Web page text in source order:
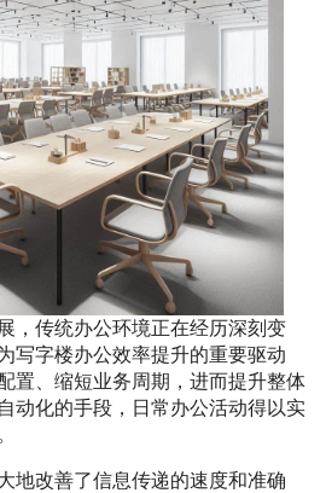
，传统办公环境正在经历深刻变
写字楼办公效率提升的重要驱动
置、缩短业务周期，进而提升整体
动化的手段，日常办公活动得以实
地改善了信息传递的速度和准确